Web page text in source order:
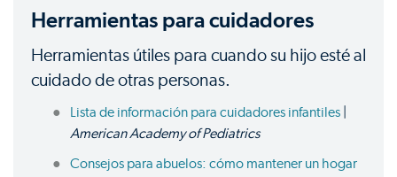
Herramientas para cuidadores
Herramientas útiles para cuando su hijo esté al
cuidado de otras personas.
Lista de información para cuidadores infantiles
American Academy of Pediatrics
Consejos para abuelos: cómo mantener un hogar